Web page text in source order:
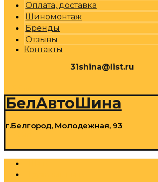
Оплата, доставка
Шиномонтаж
Бренды
Отзывы
Контакты
31shina@list.ru
БелАвтоШина
г.Белгород, Молодежная, 93